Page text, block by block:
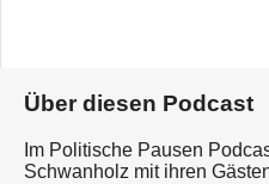
Über diesen Podcast
Im Politische Pausen
Schwanholz mit ihren